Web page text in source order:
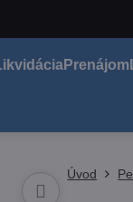
Prenájom
Úvod